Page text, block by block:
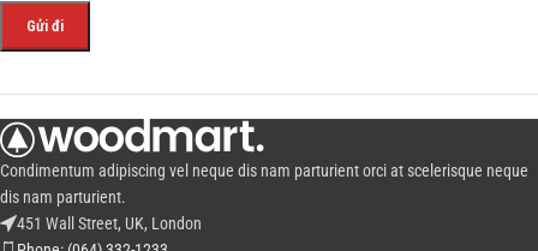
Condimentum adipiscing vel neque dis nam parturient orci at scelerisque neque
dis nam parturient.
451 Wall Street, UK, London